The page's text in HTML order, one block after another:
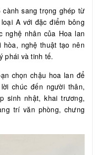
sang trọng ghép từ
A với đặc điểm bông
nghệ nhân của Hoa lan
hòa, nghệ thuật tạo nên
phái và tinh tế.
chọn chậu hoa lan để
chúc đến người thân,
sinh nhật, khai trương,
trí văn phòng, chưng